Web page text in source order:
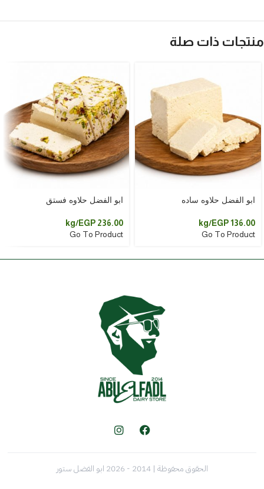
منتجات ذات صلة
ابو الفضل حلاوه ساده
EGP136.00
/kg
Go To Product
ابو الفضل حلاوه فستق
EGP 236.00
/kg
Go To Product
الحقوق محفوظة | 2014 - 2026 ابو الفضل ستور Weight (kg)